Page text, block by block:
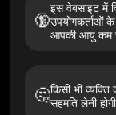
🔞
इस वेबसाइट में
उपयोगकर्ताओं
आपकी आयु कम
🤔किसी भी
सहमति लेनी होगी
एआई इमेज से वीडियो